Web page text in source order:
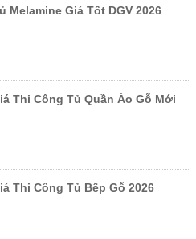
Melamine Giá Tốt DGV 2026
Thi Công Tủ Quần Áo Gỗ Mới
Thi Công Tủ Bếp Gỗ 2026